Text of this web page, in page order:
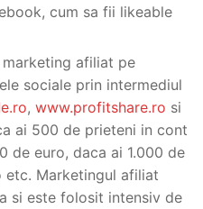
cum sa fii likeable
afiliat pe
sociale prin intermediul
, www.profitshare.ro si
ai 500 de prieteni in cont
de euro, daca ai 1.000 de
etc. Marketingul afiliat
si este folosit intensiv de